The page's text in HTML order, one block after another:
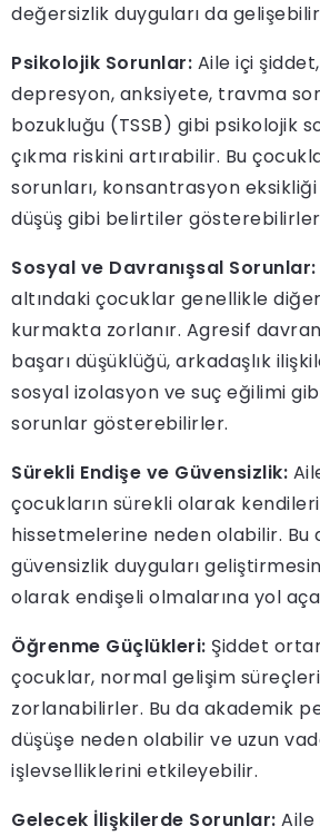
değersizlik duyguları da
Psikolojik Sorunlar: Aile içi
depresyon, anksiyete, travma
bozukluğu (TSSB) gibi psikolojik
çıkma riskini artırabilir. Bu
sorunları, konsantrasyon eksikliği
düşüş gibi belirtiler
Sosyal ve Davranışsal Sorunlar:
altındaki çocuklar genellikle
kurmakta zorlanır. Agresif
başarı düşüklüğü, arkadaşlık
sosyal izolasyon ve suç eğilimi
sorunlar gösterebilirler.
Sürekli Endişe ve Güvensizlik:
çocukların sürekli olarak
hissetmelerine neden olabilir. Bu
güvensizlik duyguları
olarak endişeli olmalarına yol
Öğrenme Güçlükleri: Şiddet
çocuklar, normal gelişim
zorlanabilirler. Bu da akademik
düşüşe neden olabilir ve uzun
işlevselliklerini etkileyebilir.
Gelecek İlişkilerde Sorunlar: Aile